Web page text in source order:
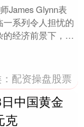
James Glynn表
系列令人担忧的
经济前景下，该
配资操盘股票
中国黄金
克